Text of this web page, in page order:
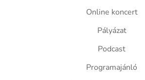
Online koncert
Pályázat
Podcast
Programajánló